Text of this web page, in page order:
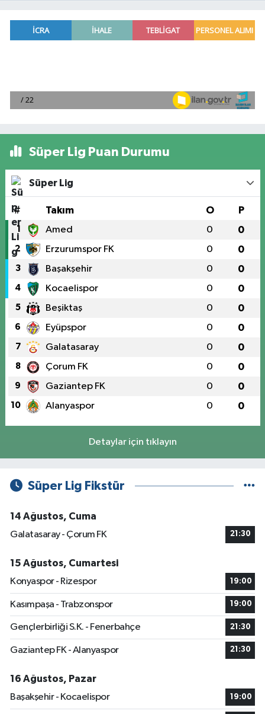
Süper Lig Puan Durumu
Süper Lig
# Takım O P
1 Amed 0 0
2 Erzurumspor FK 0 0
3 Başakşehir 0 0
4 Kocaelispor 0 0
5 Beşiktaş 0 0
6 Eyüpspor 0 0
7 Galatasaray 0 0
8 Çorum FK 0 0
9 Gaziantep FK 0 0
10 Alanyaspor 0 0
Detaylar için tıklayın
Süper Lig Fikstür
14 Ağustos, Cuma
Galatasaray - Çorum FK
21:30
15 Ağustos, Cumartesi
Konyaspor - Rizespor
19:00
Kasımpaşa - Trabzonspor 19:00
Gençlerbirliği S.K. - Fenerbahçe 21:30
Gaziantep FK - Alanyaspor 21:30
16 Ağustos, Pazar
Başakşehir - Kocaelispor
19:00